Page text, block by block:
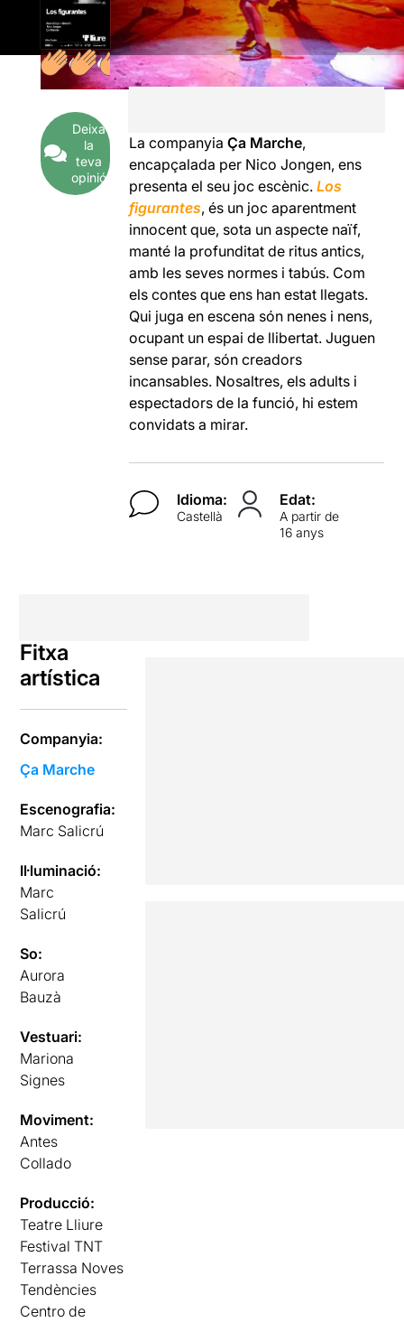
Deixa
la
teva
opinió
La companyiaÇa Marche,
encapçalada per Nico Jongen, ens
presenta el seu joc escènic. Los
figurantes, és un joc aparentment
innocent que, sota un aspecte naïf,
manté la profunditat de ritus antics,
amb les seves normes i tabús. Com
els contes que ens han estat llegats.
Qui juga en escena són nenes i nens,
ocupant un espai de llibertat. Juguen
sense parar, són creadors
incansables. Nosaltres, els adults i
espectadors de la funció, hi estem
convidats a mirar.
Idioma:
Castellà
Edat:
A partir de
16 anys
Fitxa
artística
Companyia:
Ça Marche
Escenografia:
Marc Salicrú
Il·luminació:
Marc
Salicrú
So:
Aurora
Bauzà
Vestuari:
Mariona
Signes
Moviment:
Antes
Collado
Producció:
Teatre Lliure
Festival TNT
Terrassa Noves
Tendències
Centro de